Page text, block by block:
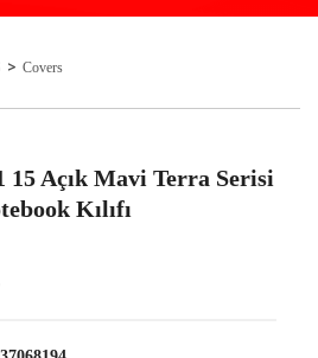
Covers
15 Açık Mavi Terra Serisi
Kılıfı